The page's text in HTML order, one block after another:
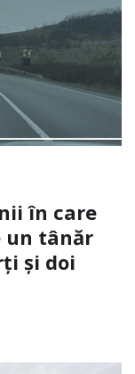
în care
un tânăr
și doi